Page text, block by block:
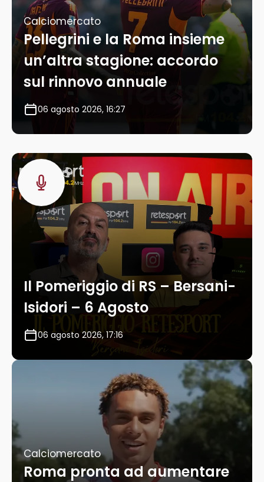
Calciomercato
Pellegrini e la Roma insieme
un’altra stagione: accordo
sul rinnovo annuale
06 agosto 2026, 16:27
Il Pomeriggio di RS – Bersani-
Isidori – 6 Agosto
06 agosto 2026, 17:16
Calciomercato
Roma pronta ad aumentare